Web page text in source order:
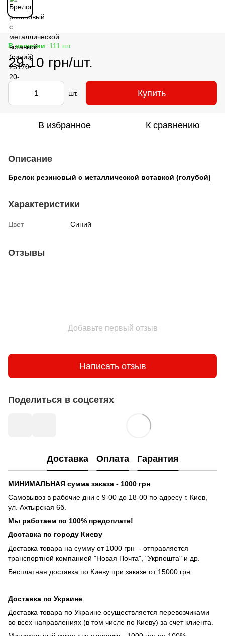
В наличии: 111 шт.
29.10 грн/шт.
шт. Купить
В избранное К сравнению
Описание
Брелок резиновый с металлической вставкой (голубой)
Характеристики
Цвет Синий
Отзывы
Добавьте первый отзыв
Написать отзыв
Поделиться в соцсетях
Доставка Оплата Гарантия
МИНИМАЛЬНАЯ сумма заказа - 1000 грн
Самовывоз в рабочие дни с 9-00 до 18-00 по адресу г. Киев,
ул. Ахтырская 6б.
Мы работаем по 100% предоплате!
Доставка по городу Киеву
Доставка товара на сумму от 1000 грн - отправляется
транспортной компанией "Новая Почта", "Укрпошта" и др.
Бесплатная доставка по Киеву при заказе от 15000 грн
Доставка по Украине
Доставка товара по Украине осуществляется перевозчиками
во всех направлениях (в том числе по Киеву) за счет клиента.